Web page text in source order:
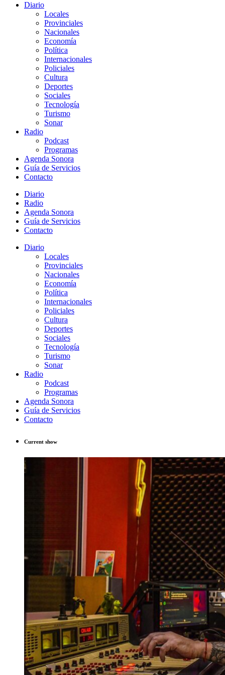
Diario
Locales
Provinciales
Nacionales
Economía
Política
Internacionales
Policiales
Cultura
Deportes
Sociales
Tecnología
Turismo
Sonar
Radio
Podcast
Programas
Agenda Sonora
Guía de Servicios
Contacto
Diario
Radio
Agenda Sonora
Guía de Servicios
Contacto
Diario
Locales
Provinciales
Nacionales
Economía
Política
Internacionales
Policiales
Cultura
Deportes
Sociales
Tecnología
Turismo
Sonar
Radio
Podcast
Programas
Agenda Sonora
Guía de Servicios
Contacto
Current show